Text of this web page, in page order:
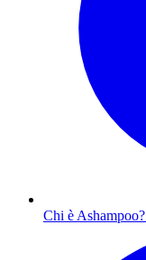
Chi è Ashampoo?